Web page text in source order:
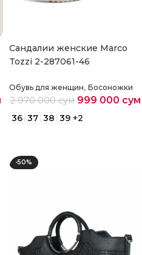
Cандалии женские Marco
Tozzi 2-287061-46
Обувь для женщин, Босоножки
2 970 000сум 999 000 сум
36 37 38 39 +2
-50%